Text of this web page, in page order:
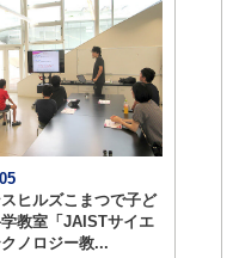
ヒルズこまつで子ど
教室「JAISTサイエ
ノロジー教...